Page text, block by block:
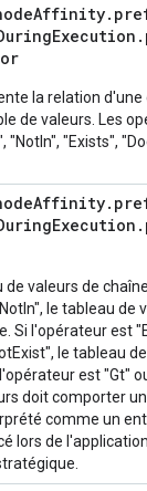
Affinity.
Execution .
la relation d'une
de valeurs. Les
"NotIn", "Exists",
Affinity.
Execution .
de valeurs de
le tableau de
Si l'opérateur est
le tableau
est "Gt"
doit comporter
comme un
lors de